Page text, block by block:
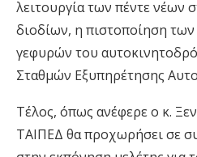
λειτουργία των πέντε νέων
διοδίων, η πιστοποίηση
γεφυρών του
Σταθμών Εξυπηρέτησης
Τέλος, όπως ανέφερε ο κ.
ΤΑΙΠΕΔ θα προχωρήσει σε